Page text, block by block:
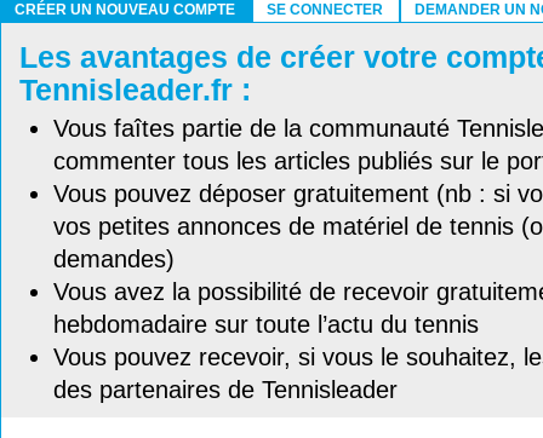
CRÉER UN NOUVEAU COMPTE
SE CONNECTER DEMANDER UN
Les avantages de créer votre
Tennisleader.fr :
Vous faîtes partie de la communauté
commenter tous les articles publiés sur le
Vous pouvez déposer gratuitement (nb : si
vos petites annonces de matériel de tennis
demandes)
Vous avez la possibilité de recevoir
hebdomadaire sur toute l’actu du tennis
Vous pouvez recevoir, si vous le souhaitez,
des partenaires de Tennisleader